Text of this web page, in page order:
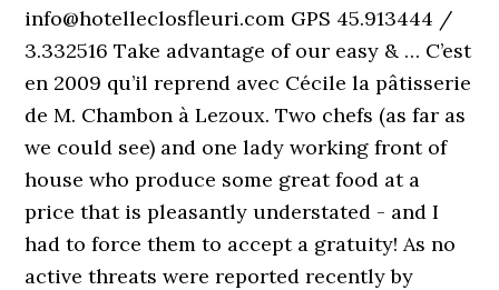
info@hotelleclosfleuri.com GPS 45.913444 /
3.332516 Take advantage of our easy & … C’est
en 2009 qu’il reprend avec Cécile la pâtisserie
de M. Chambon à Lezoux. Two chefs (as far as
we could see) and one lady working front of
house who produce some great food at a
price that is pleasantly understated - and I
had to force them to accept a gratuity! As no
active threats were reported recently by